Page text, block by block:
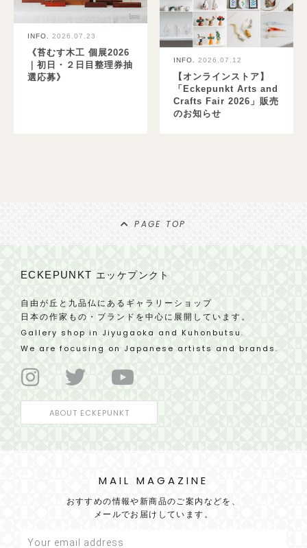
INFO. 2026.07.23
《苔むす木工 個展2026
｜初日・２日目整理券抽
選応募》
INFO. 2026.07.12
【オンラインストア】
「Eckepunkt Arts and
Crafts Fair 2026」販売
のお知らせ
PAGE TOP
ECKEPUNKTエッケプンクト
自由が丘と九品仏にあるギャラリーショップ
日本の作家もの・ブランドを中心に展開しています。
Gallery shop in Jiyugaoka and Kuhonbutsu.
We are focusing on Japanese artists and brands.
ABOUT ECKEPUNKT
MAIL MAGAZINE
おすすめの情報や新商品のご案内などを、
メールでお届けしています。